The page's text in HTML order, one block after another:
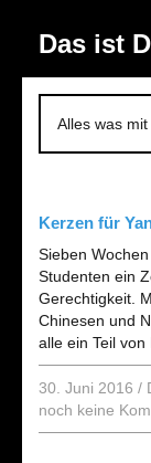
Das ist
Alles was
Kerzen für
Sieben
Studenten ein
Gerechtigkeit.
Chinesen und
alle ein Teil von
30. Juni 2016 /
noch keine